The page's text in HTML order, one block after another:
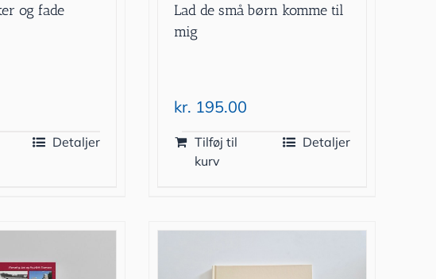
og fade
Detaljer
Lad de små børn komme til
mig
kr. 195.00
Tilføj til
kurv
Detaljer